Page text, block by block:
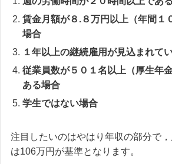
賃金月額が８.８万円以上（年間１
場合
１年以上の継続雇用が見込まれて
従業員数が５０１名以上（厚生年
ある場合
学生ではない場合
注目したいのはやはり年収の部分で
は106万円が基準となります。